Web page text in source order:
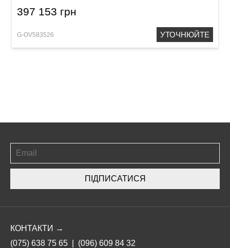
397 153 грн
G-OV583526 УТОЧНЮЙТЕ
ПІДПИСАТИСЯ
КОНТАКТИ →
(075) 638 75 65
(096) 609 84 32